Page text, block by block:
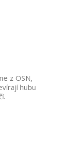
z OSN,
hubu